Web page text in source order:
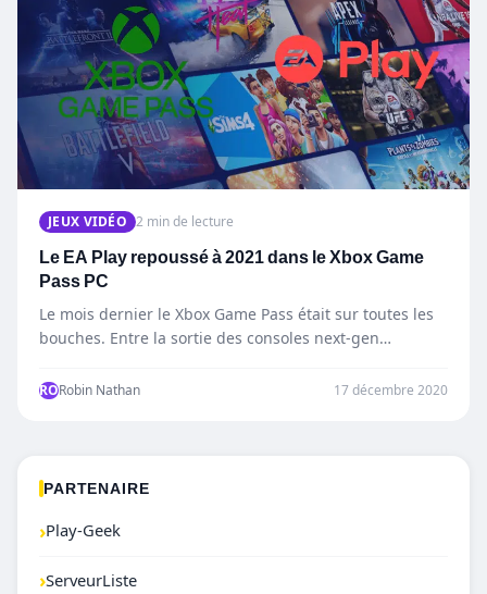
JEUX VIDÉO 2 min de lecture
Le EA Play repoussé à 2021 dans le Xbox Game
Pass PC
Le mois dernier le Xbox Game Pass était sur toutes les
bouches. Entre la sortie des consoles next-gen…
RORobin Nathan 17 décembre 2020
PARTENAIRE
›Play-Geek
›ServeurListe